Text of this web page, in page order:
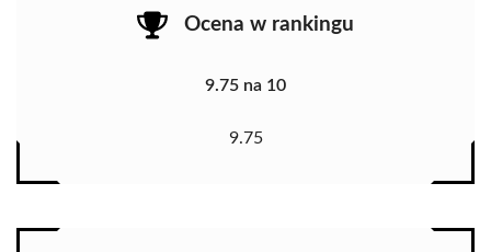
Ocena w rankingu
9.75 na 10
9.75